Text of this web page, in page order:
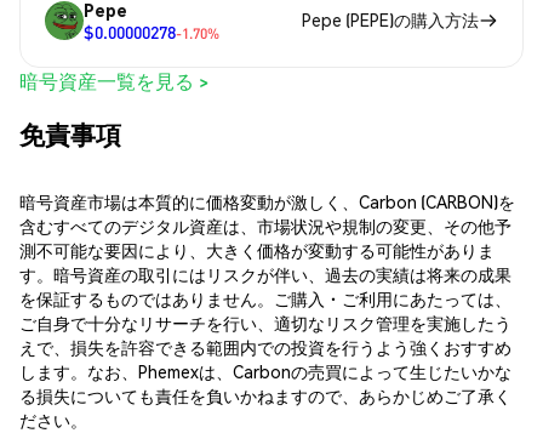
Pepe
$0.00000278-1.70%
Pepe (PEPE)の購入方法
暗号資産一覧を見る >
免責事項
暗号資産市場は本質的に価格変動が激しく、Carbon (CARBON)を
含むすべてのデジタル資産は、市場状況や規制の変更、その他予
測不可能な要因により、大きく価格が変動する可能性がありま
す。暗号資産の取引にはリスクが伴い、過去の実績は将来の成果
を保証するものではありません。ご購入・ご利用にあたっては、
ご自身で十分なリサーチを行い、適切なリスク管理を実施したう
えで、損失を許容できる範囲内での投資を行うよう強くおすすめ
します。なお、Phemexは、Carbonの売買によって生じたいかな
る損失についても責任を負いかねますので、あらかじめご了承く
ださい。